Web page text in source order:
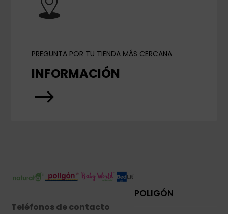
PREGUNTA POR TU TIENDA MÁS CERCANA
INFORMACIÓN
$
Teléfonos de contacto
POLIGÓN